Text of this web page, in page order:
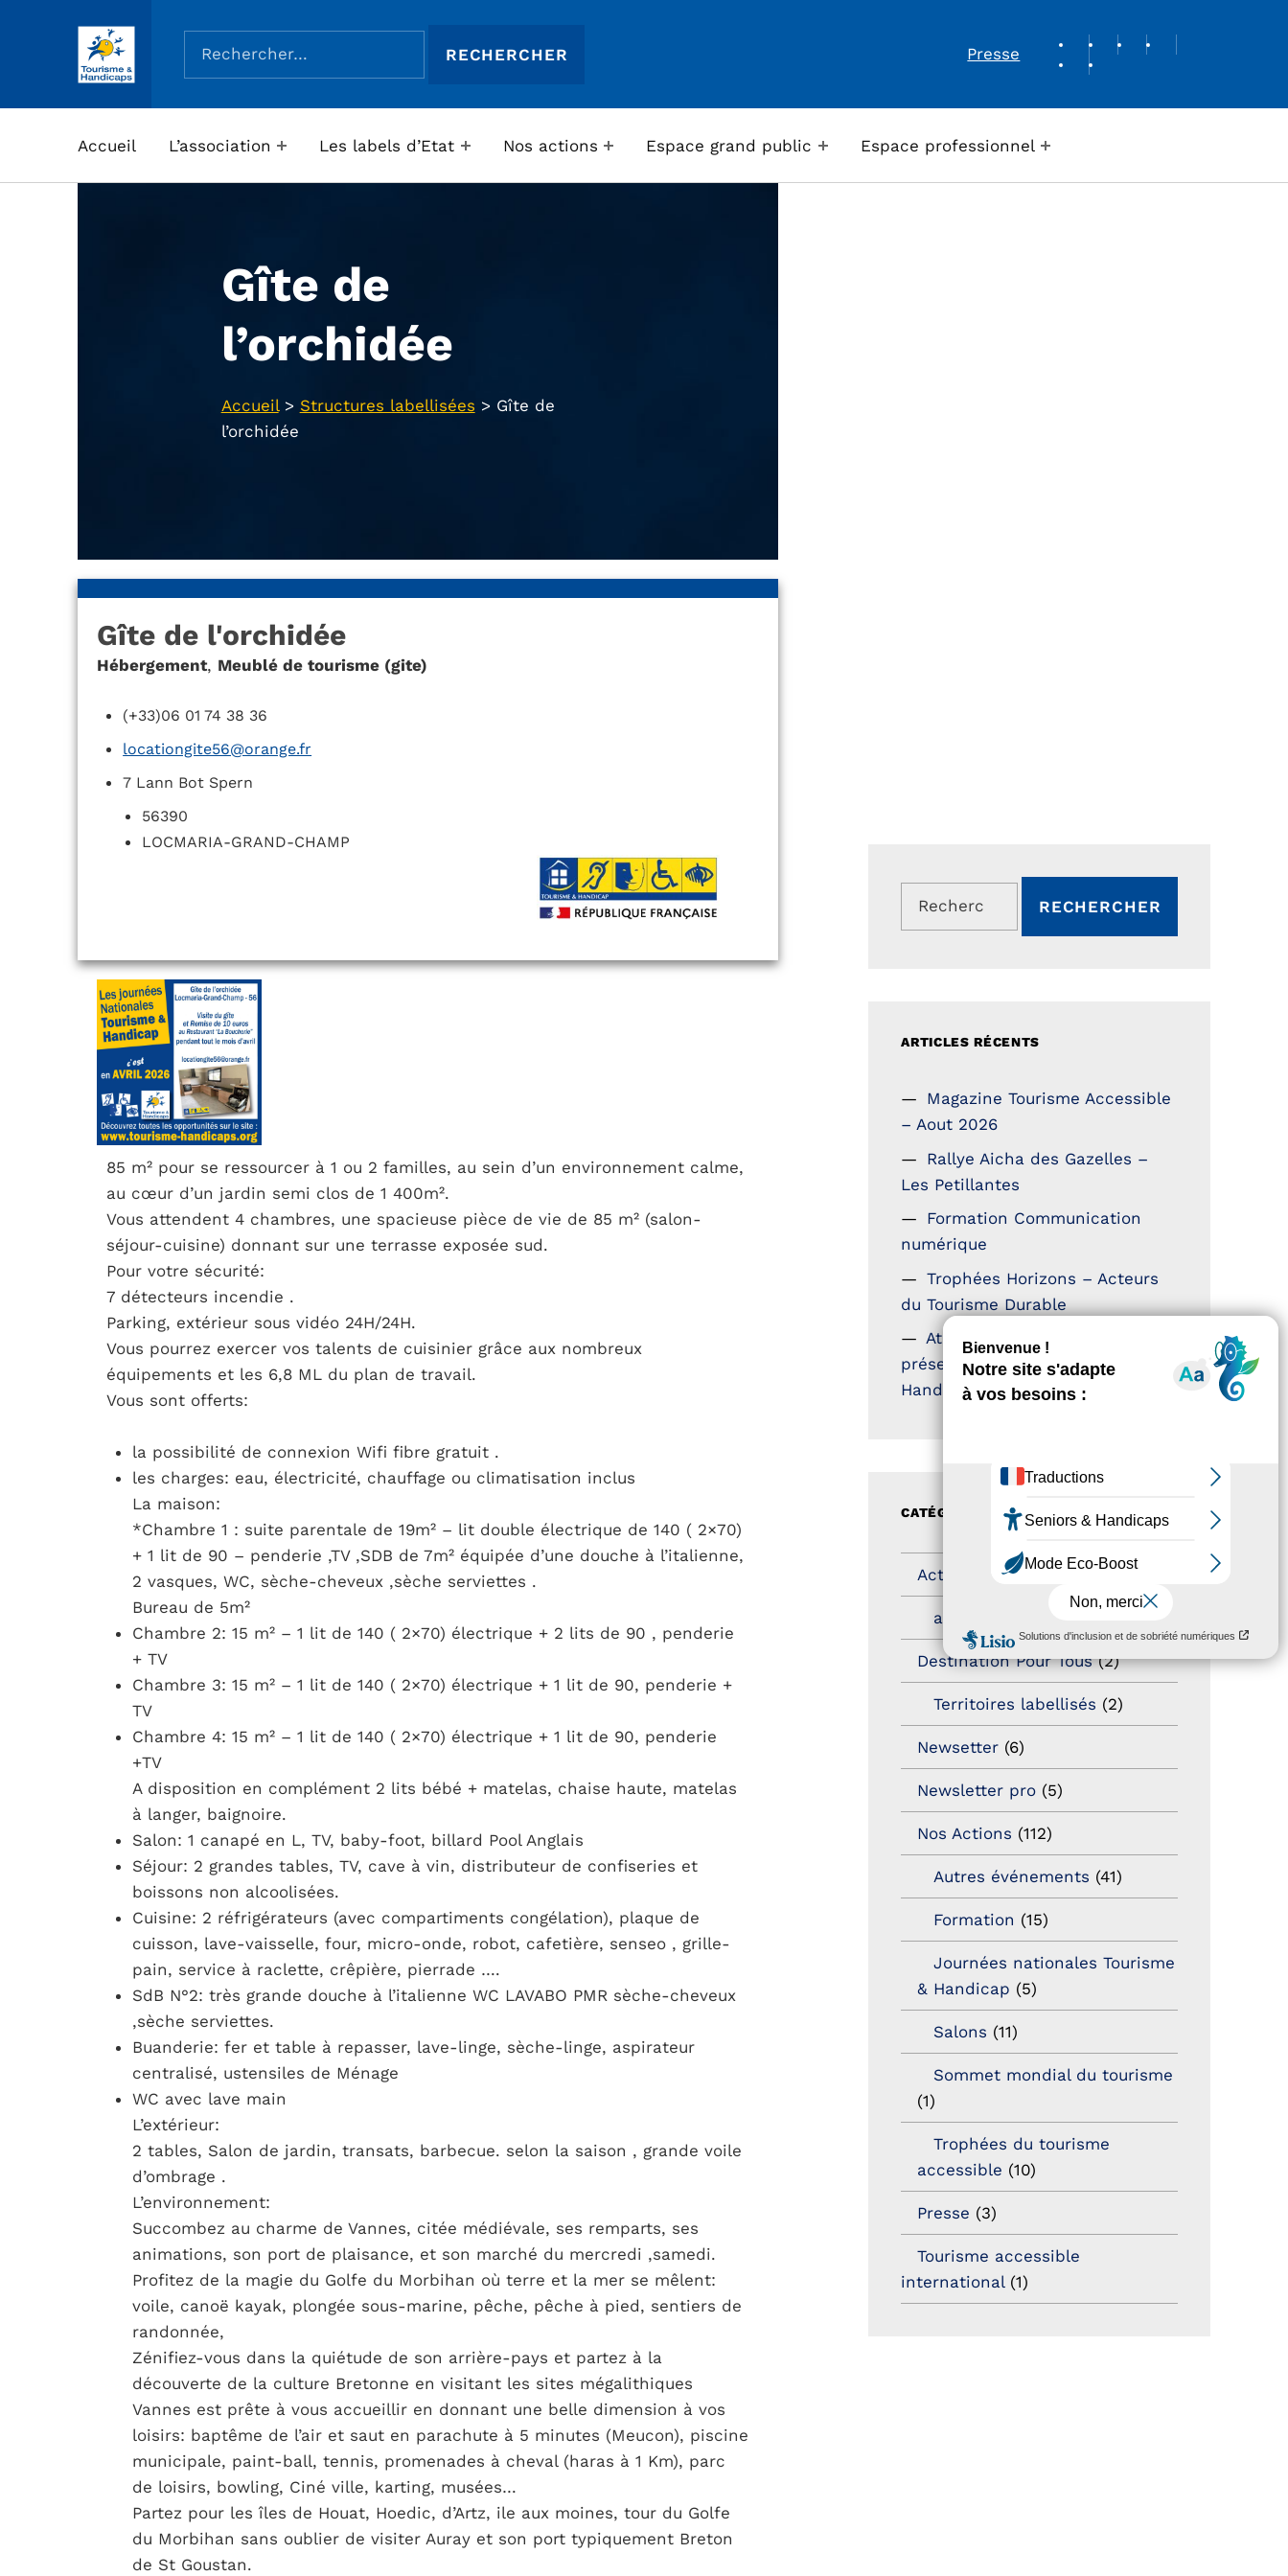
ASSOCIATION TOURISME ET HANDICAPS
Rechercher :
Presse
REVUE DE PRESSE
Accueil L’association Les labels d’Etat Nos actions Espace grand public Espace professionnel
Gîte de
l’orchidée
Accueil> Structures labellisées > Gîte de
l’orchidée
Gîte de l'orchidée
Hébergement, Meublé de tourisme (gite)
(+33)06 01 74 38 36
locationgite56@orange.fr
7 Lann Bot Spern
56390
LOCMARIA-GRAND-CHAMP
85 m² pour se ressourcer à 1 ou 2 familles, au sein d’un environnement calme,
au cœur d’un jardin semi clos de 1 400m².
Vous attendent 4 chambres, une spacieuse pièce de vie de 85 m² (salon-
séjour-cuisine) donnant sur une terrasse exposée sud.
Pour votre sécurité:
7 détecteurs incendie .
Parking, extérieur sous vidéo 24H/24H.
Vous pourrez exercer vos talents de cuisinier grâce aux nombreux
équipements et les 6,8 ML du plan de travail.
Vous sont offerts:
la possibilité de connexion Wifi fibre gratuit .
les charges: eau, électricité, chauffage ou climatisation inclus
La maison:
*Chambre 1 : suite parentale de 19m² – lit double électrique de 140 ( 2×70)
+ 1 lit de 90 – penderie ,TV ,SDB de 7m² équipée d’une douche à l’italienne,
2 vasques, WC, sèche-cheveux ,sèche serviettes .
Bureau de 5m²
Chambre 2: 15 m² – 1 lit de 140 ( 2×70) électrique + 2 lits de 90 , penderie
+ TV
Chambre 3: 15 m² – 1 lit de 140 ( 2×70) électrique + 1 lit de 90, penderie +
TV
Chambre 4: 15 m² – 1 lit de 140 ( 2×70) électrique + 1 lit de 90, penderie
+TV
A disposition en complément 2 lits bébé + matelas, chaise haute, matelas
à langer, baignoire.
Salon: 1 canapé en L, TV, baby-foot, billard Pool Anglais
Séjour: 2 grandes tables, TV, cave à vin, distributeur de confiseries et
boissons non alcoolisées.
Cuisine: 2 réfrigérateurs (avec compartiments congélation), plaque de
cuisson, lave-vaisselle, four, micro-onde, robot, cafetière, senseo , grille-
pain, service à raclette, crêpière, pierrade ….
SdB N°2: très grande douche à l’italienne WC LAVABO PMR sèche-cheveux
,sèche serviettes.
Buanderie: fer et table à repasser, lave-linge, sèche-linge, aspirateur
centralisé, ustensiles de Ménage
WC avec lave main
L’extérieur:
2 tables, Salon de jardin, transats, barbecue. selon la saison , grande voile
d’ombrage .
L’environnement:
Succombez au charme de Vannes, citée médiévale, ses remparts, ses
animations, son port de plaisance, et son marché du mercredi ,samedi.
Profitez de la magie du Golfe du Morbihan où terre et la mer se mêlent:
voile, canoë kayak, plongée sous-marine, pêche, pêche à pied, sentiers de
randonnée,
Zénifiez-vous dans la quiétude de son arrière-pays et partez à la
découverte de la culture Bretonne en visitant les sites mégalithiques
Vannes est prête à vous accueillir en donnant une belle dimension à vos
loisirs: baptême de l’air et saut en parachute à 5 minutes (Meucon), piscine
municipale, paint-ball, tennis, promenades à cheval (haras à 1 Km), parc
de loisirs, bowling, Ciné ville, karting, musées…
Partez pour les îles de Houat, Hoedic, d’Artz, ile aux moines, tour du Golfe
du Morbihan sans oublier de visiter Auray et son port typiquement Breton
de St Goustan.
Rechercher :
ARTICLES RÉCENTS
Magazine Tourisme Accessible
– Aout 2026
Rallye Aicha des Gazelles –
Les Petillantes
Formation Communication
numérique
Trophées Horizons – Acteurs
du Tourisme Durable
Atout France – flyer
présentation label Tourisme &
Handicap
CATÉGORIES
Actualités (200)
actualités
Destination Pour Tous(2)
Territoires labellisés (2)
Newsetter (6)
Newsletter pro (5)
Nos Actions (112)
Autres événements (41)
Formation (15)
Journées nationales Tourisme
& Handicap (5)
Salons (11)
Sommet mondial du tourisme
(1)
Trophées du tourisme
accessible (10)
Presse (3)
Tourisme accessible
international(1)